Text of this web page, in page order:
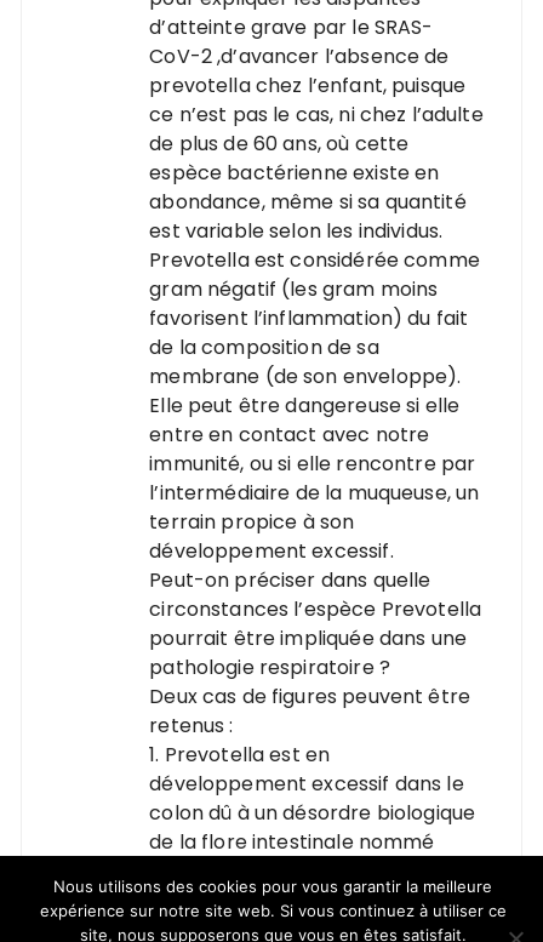
d’atteinte grave par le SRAS-
CoV-2 ,d’avancer l’absence de
prevotella chez l’enfant, puisque
ce n’est pas le cas, ni chez l’adulte
de plus de 60 ans, où cette
espèce bactérienne existe en
abondance, même si sa quantité
est variable selon les individus.
Prevotella est considérée comme
gram négatif (les gram moins
favorisent l’inflammation) du fait
de la composition de sa
membrane (de son enveloppe).
Elle peut être dangereuse si elle
entre en contact avec notre
immunité, ou si elle rencontre par
l’intermédiaire de la muqueuse, un
terrain propice à son
développement excessif.
Peut-on préciser dans quelle
circonstances l’espèce Prevotella
pourrait être impliquée dans une
pathologie respiratoire ?
Deux cas de figures peuvent être
retenus :
1. Prevotella est en
développement excessif dans le
colon dû à un désordre biologique
de la flore intestinale nommé
Du fait de sa caractéristique gram
négatif, elle est porteuse d’une
Nous utilisons des cookies pour vous garantir la meilleure
expérience sur notre site web. Si vous continuez à utiliser ce
site, nous supposerons que vous en êtes satisfait.